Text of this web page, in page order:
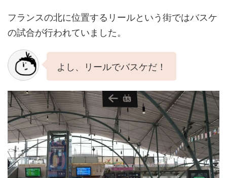
フランスの北に位置するリールという街ではバスケ
の試合が行われていました。
よし、リールでバスケだ！